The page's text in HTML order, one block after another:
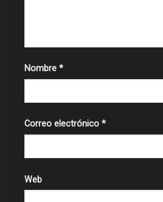
Nombre *
Correo electrónico *
Web